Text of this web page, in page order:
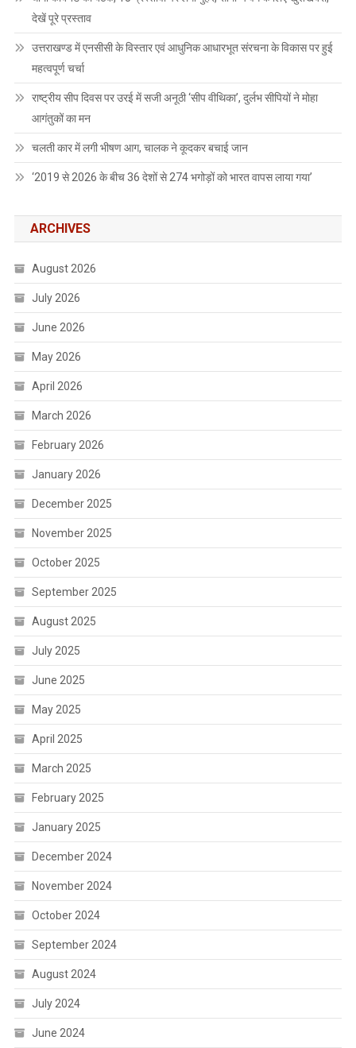
देखें पूरे प्रस्ताव
उत्तराखण्ड में एनसीसी के विस्तार एवं आधुनिक आधारभूत संरचना के विकास पर हुई
महत्वपूर्ण चर्चा
राष्ट्रीय सीप दिवस पर उरई में सजी अनूठी ‘सीप वीथिका’, दुर्लभ सीपियों ने मोहा
आगंतुकों का मन
चलती कार में लगी भीषण आग, चालक ने कूदकर बचाई जान
‘2019 से 2026 के बीच 36 देशों से 274 भगोड़ों को भारत वापस लाया गया’
ARCHIVES
August 2026
July 2026
June 2026
May 2026
April 2026
March 2026
February 2026
January 2026
December 2025
November 2025
October 2025
September 2025
August 2025
July 2025
June 2025
May 2025
April 2025
March 2025
February 2025
January 2025
December 2024
November 2024
October 2024
September 2024
August 2024
July 2024
June 2024